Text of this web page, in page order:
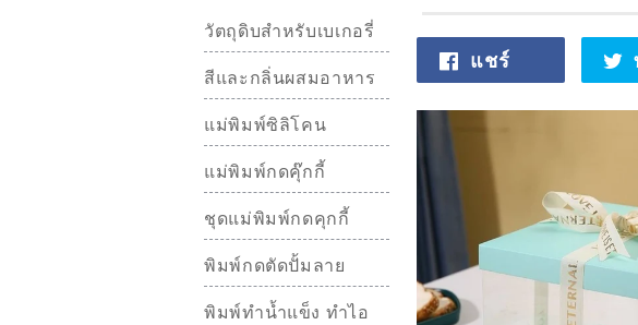
วัตถุดิบสำหรับเบเกอรี่
สีและกลิ่นผสมอาหาร
แม่พิมพ์ซิลิโคน
แม่พิมพ์กดคุ๊กกี้
ชุดแม่พิมพ์กดคุกกี้
พิมพ์กดตัดปั้มลาย
พิมพ์ทำน้ำแข็ง ทำไอ
แชร์
ไป
Facebook